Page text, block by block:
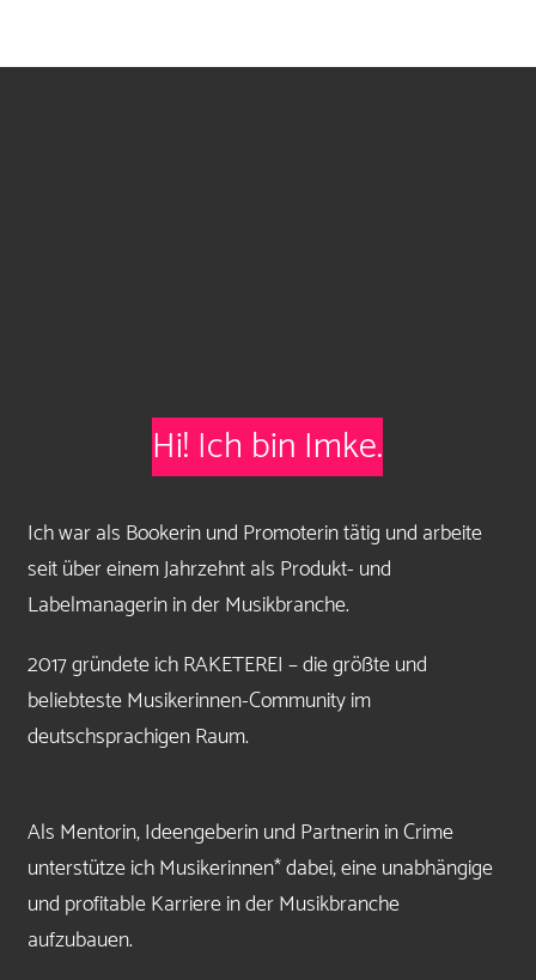
Hi! Ich bin Imke.
Ich war als Bookerin und Promoterin tätig und arbeite
seit über einem Jahrzehnt als Produkt- und
Labelmanagerin in der Musikbranche.
2017 gründete ich RAKETEREI – die größte und
beliebteste Musikerinnen-Community im
deutschsprachigen Raum.
Als Mentorin, Ideengeberin und Partnerin in Crime
unterstütze ich Musikerinnen* dabei, eine unabhängige
und profitable Karriere in der Musikbranche
aufzubauen.